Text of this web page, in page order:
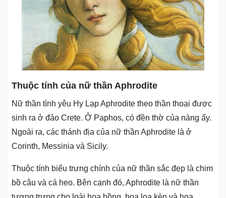
Thuộc tính của nữ thần Aphrodite
Nữ thần tình yêu Hy Lạp Aphrodite theo thần thoại được
sinh ra ở đảo Crete. Ở Paphos, có đền thờ của nàng ấy.
Ngoài ra, các thánh địa của nữ thần Aphrodite là ở
Corinth, Messinia và Sicily.
Thuộc tính biểu trưng chính của nữ thần sắc đẹp là chim
bồ câu và cá heo. Bên cạnh đó, Aphrodite là nữ thần